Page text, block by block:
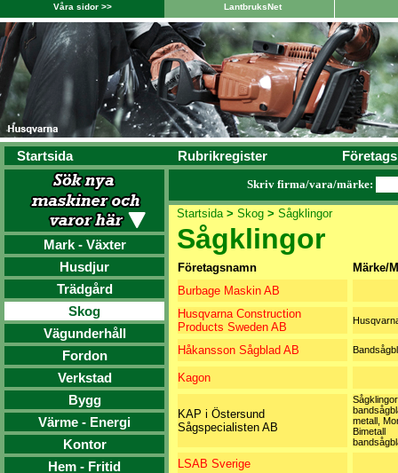
Våra sidor >> LantbruksNet
Startsida Rubrikregister
Mark - Växter
Husdjur
Trädgård
Skog
Vägunderhåll
Fordon
Verkstad
Bygg
Värme - Energi
Kontor
Hem - Fritid
Skriv firma/vara/märke:
Startsida> Skog > Sågklingor
Sågklingor
Företagsnamn
Märke/
Burbage Maskin AB
Husqvarna Construction
Products Sweden AB
Håkansson Sågblad AB
Kagon
KAP i Östersund
Sågspecialisten AB
metall,
Bimetall
LSAB Sverige